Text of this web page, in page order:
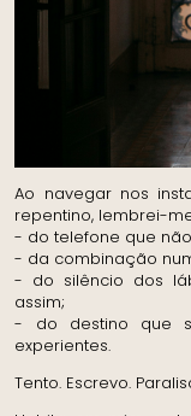
Ao navegar nos
repentino, lembrei-
- do telefone que
- da combinação
- do silêncio dos
assim;
- do destino que
experientes.
Tento. Escrevo.